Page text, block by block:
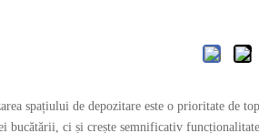
spațiului de depozitare este o prioritate de
bucătării, ci și crește semnificativ